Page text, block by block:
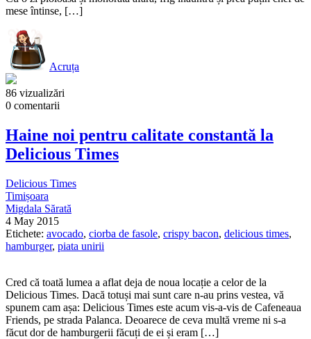
mese întinse, […]
Acruța
86 vizualizări
0 comentarii
Haine noi pentru calitate constantă la
Delicious Times
Delicious Times
Timișoara
Migdala Sărată
4 May 2015
Etichete: avocado, ciorba de fasole, crispy bacon, delicious times,
hamburger, piata unirii
Cred că toată lumea a aflat deja de noua locație a celor de la
Delicious Times. Dacă totuși mai sunt care n-au prins vestea, vă
spunem cam așa: Delicious Times este acum vis-a-vis de Cafeneaua
Friends, pe strada Palanca. Deoarece de ceva multă vreme ni s-a
făcut dor de hamburgerii făcuți de ei și eram […]